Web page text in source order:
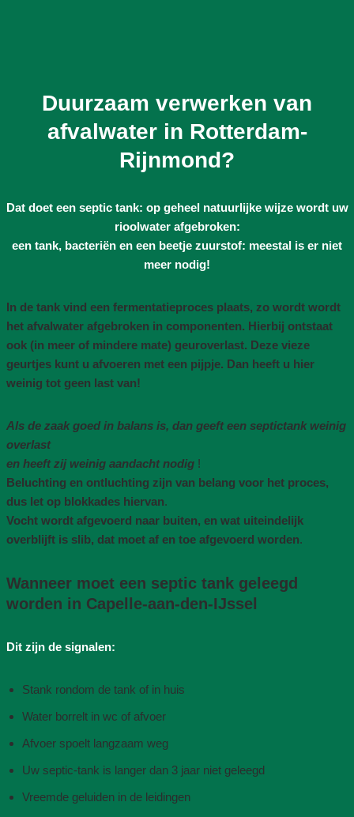
Duurzaam verwerken van
afvalwater in Rotterdam-
Rijnmond?
Dat doet een septic tank: op geheel natuurlijke wijze wordt uw
rioolwater afgebroken:
een tank, bacteriën en een beetje zuurstof: meestal is er niet
meer nodig!
In de tank vind een fermentatieproces plaats, zo wordt wordt
het afvalwater afgebroken in componenten. Hierbij ontstaat
ook (in meer of mindere mate) geuroverlast. Deze vieze
geurtjes kunt u afvoeren met een pijpje. Dan heeft u hier
weinig tot geen last van!
Als de zaak goed in balans is, dan geeft een septictank weinig
overlast
en heeft zij weinig aandacht nodig !
Beluchting en ontluchting zijn van belang voor het proces,
dus let op blokkades hiervan.
Vocht wordt afgevoerd naar buiten, en wat uiteindelijk
overblijft is slib, dat moet af en toe afgevoerd worden.
Wanneer moet een septic tank geleegd
worden in Capelle-aan-den-IJssel
Dit zijn de signalen:
Stank rondom de tank of in huis
Water borrelt in wc of afvoer
Afvoer spoelt langzaam weg
Uw septic-tank is langer dan 3 jaar niet geleegd
Vreemde geluiden in de leidingen